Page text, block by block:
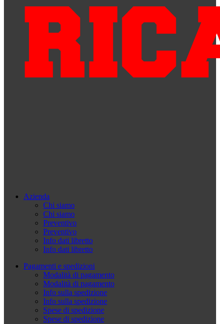
Azienda
Chi siamo
Chi siamo
Preventivo
Preventivo
Info dati libretto
Info dati libretto
Pagamenti e spedizioni
Modalità di pagamento
Modalità di pagamento
Info sulla spedizione
Info sulla spedizione
Spese di spedizione
Spese di spedizione